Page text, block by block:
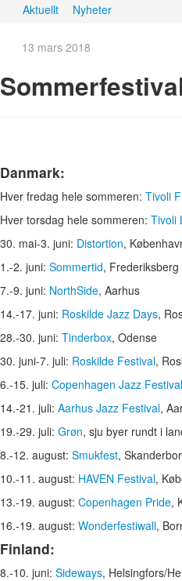
Aktuellt Nyheter
13 mars 2018
Danmark:
Hver fredag hele sommeren: Tivoli
Hver torsdag hele sommeren: Tivoli
30. mai-3. juni: Distortion,
1.-2. juni: Sommertid, Frederiksberg
7.-9. juni: NorthSide, Aarhus
14.-17. juni: Roskilde Jazz Days,
28.-30. juni: Tinderbox, Odense
30. juni-7. juli: Roskilde Festival,
6.-15. juli: Copenhagen Jazz Festival
14.-21. juli: Aarhus Jazz Festival,
19.-29. juli: Grøn, sju byer rundt i
8.-12. august: Smukfest,
10.-11. august: HAVEN Festival,
13.-19. august: Copenhagen Pride,
16.-19. august: Wonderfestiwall,
Finland:
8.-10. juni: Sideways, Helsingfors/